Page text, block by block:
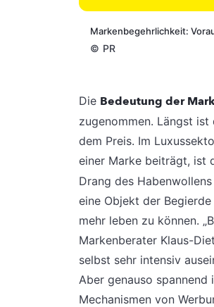
Markenbegehrlichkeit:
© PR
Die Bedeutung der
zugenommen. Längst
dem Preis. Im
einer Marke beiträgt, ist
Drang des
eine Objekt der
mehr leben zu können.
Markenberater Klaus-
selbst sehr intensiv
Aber genauso
Mechanismen von